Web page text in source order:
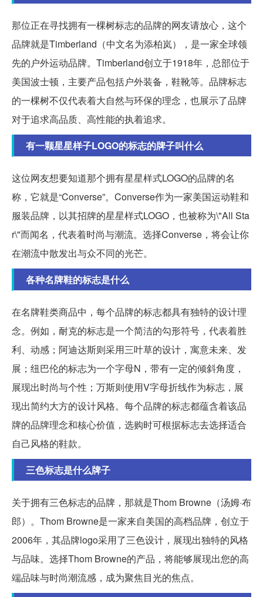
那位正在寻找拥有一棵树标志的品牌的网友请放心，这个
品牌就是Timberland（中文名为添柏岚），是一家全球领
先的户外运动品牌。Timberland创立于1918年，总部位于
美国波士顿，主要产品包括户外装备，鞋靴等。品牌标志
的一棵树不仅代表着大自然与环保的理念，也展示了品牌
对于追求高品质、高性能的执着追求。
有一颗星星样子LOGO的标志的牌子叫什么
这位网友想要知道那个拥有星星样式LOGO的品牌的名
称，它就是“Converse”。Converse作为一家美国运动鞋和
服装品牌，以其招牌的星星样式LOGO，也被称为\"All Sta
r\"而闻名，代表着时尚与潮流。选择Converse，将会让你
在潮流中散发出与众不同的光芒。
各种名牌鞋的标志是什么
在名牌鞋类商品中，每个品牌的标志都具有独特的设计理
念。例如，耐克的标志是一个简洁的勾形符号，代表着胜
利、动感；阿迪达斯则采用三叶草的设计，寓意未来、发
展；纽巴伦的标志为一个字母N，带有一定的倾斜角度，
展现出时尚与个性；万斯则使用V字母折线作为标志，展
现出简约大方的设计风格。每个品牌的标志都蕴含着该品
牌的品牌理念和核心价值，选购时可根据标志去选择适合
自己风格的鞋款。
三色标志是什么牌子
关于拥有三色标志的品牌，那就是Thom Browne（汤姆·布
郎）。Thom Browne是一家来自美国的高档品牌，创立于
2006年，其品牌logo采用了三色设计，展现出独特的风格
与品味。选择Thom Browne的产品，将能够展现出您的高
端品味与时尚潮流感，成为聚焦目光的焦点。